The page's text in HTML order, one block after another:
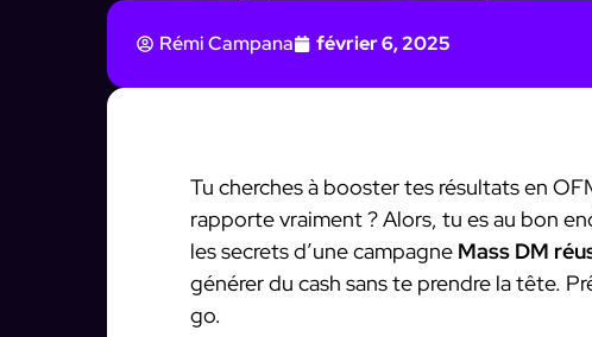
Rémi Campana février 6, 2025
Tu cherches à booster tes résultats en
rapporte vraiment ? Alors, tu es au bon
les secrets d’une campagne Mass DM
générer du cash sans te prendre la tête.
go.